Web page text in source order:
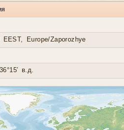
Europe/Zaporozhye
в.д.